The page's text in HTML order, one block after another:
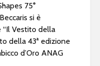
75°
si è
“Il Vestito della
della 43ª edizione
d’Oro ANAG